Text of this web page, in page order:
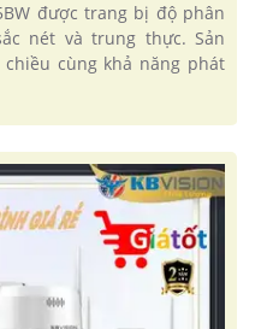
được trang bị độ phân
nét và trung thực. Sản
cùng khả năng phát